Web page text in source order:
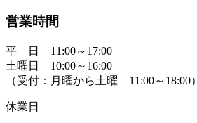
営業時間
平 日 11:00～17:00
土曜日 10:00～16:00
（受付：月曜から土曜 11:00～18:00）
休業日